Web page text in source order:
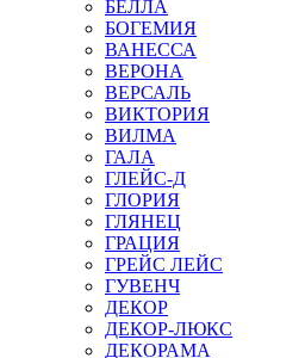
БЕЛЛА
БОГЕМИЯ
ВАНЕССА
ВЕРОНА
ВЕРСАЛЬ
ВИКТОРИЯ
ВИЛМА
ГАЛА
ГЛЕЙС-Д
ГЛОРИЯ
ГЛЯНЕЦ
ГРАЦИЯ
ГРЕЙС ЛЕЙС
ГУВЕНЧ
ДЕКОР
ДЕКОР-ЛЮКС
ДЕКОРАМА